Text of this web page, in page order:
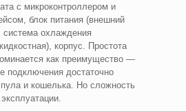
с микроконтроллером и
блок питания (внешний
система охлаждения
корпус. Простота
как преимущество —
подключения достаточно
пула и кошелька. Но сложность